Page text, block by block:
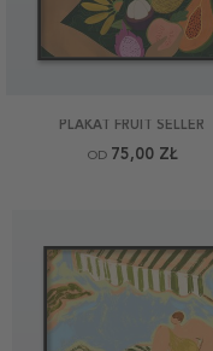
PLAKAT FRUIT SELLER
OD 75,00 ZŁ